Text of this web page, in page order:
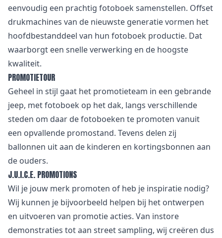
eenvoudig een prachtig fotoboek samenstellen. Offset
drukmachines van de nieuwste generatie vormen het
hoofdbestanddeel van hun fotoboek productie. Dat
waarborgt een snelle verwerking en de hoogste
kwaliteit.
PROMOTIETOUR
Geheel in stijl gaat het promotieteam in een gebrande
jeep, met fotoboek op het dak, langs verschillende
steden om daar de fotoboeken te promoten vanuit
een opvallende promostand. Tevens delen zij
ballonnen uit aan de kinderen en kortingsbonnen aan
de ouders.
J.U.I.C.E. PROMOTIONS
Wil je jouw merk promoten of heb je inspiratie nodig?
Wij kunnen je bijvoorbeeld helpen bij het ontwerpen
en uitvoeren van promotie acties. Van instore
demonstraties tot aan street sampling, wij creëren dus